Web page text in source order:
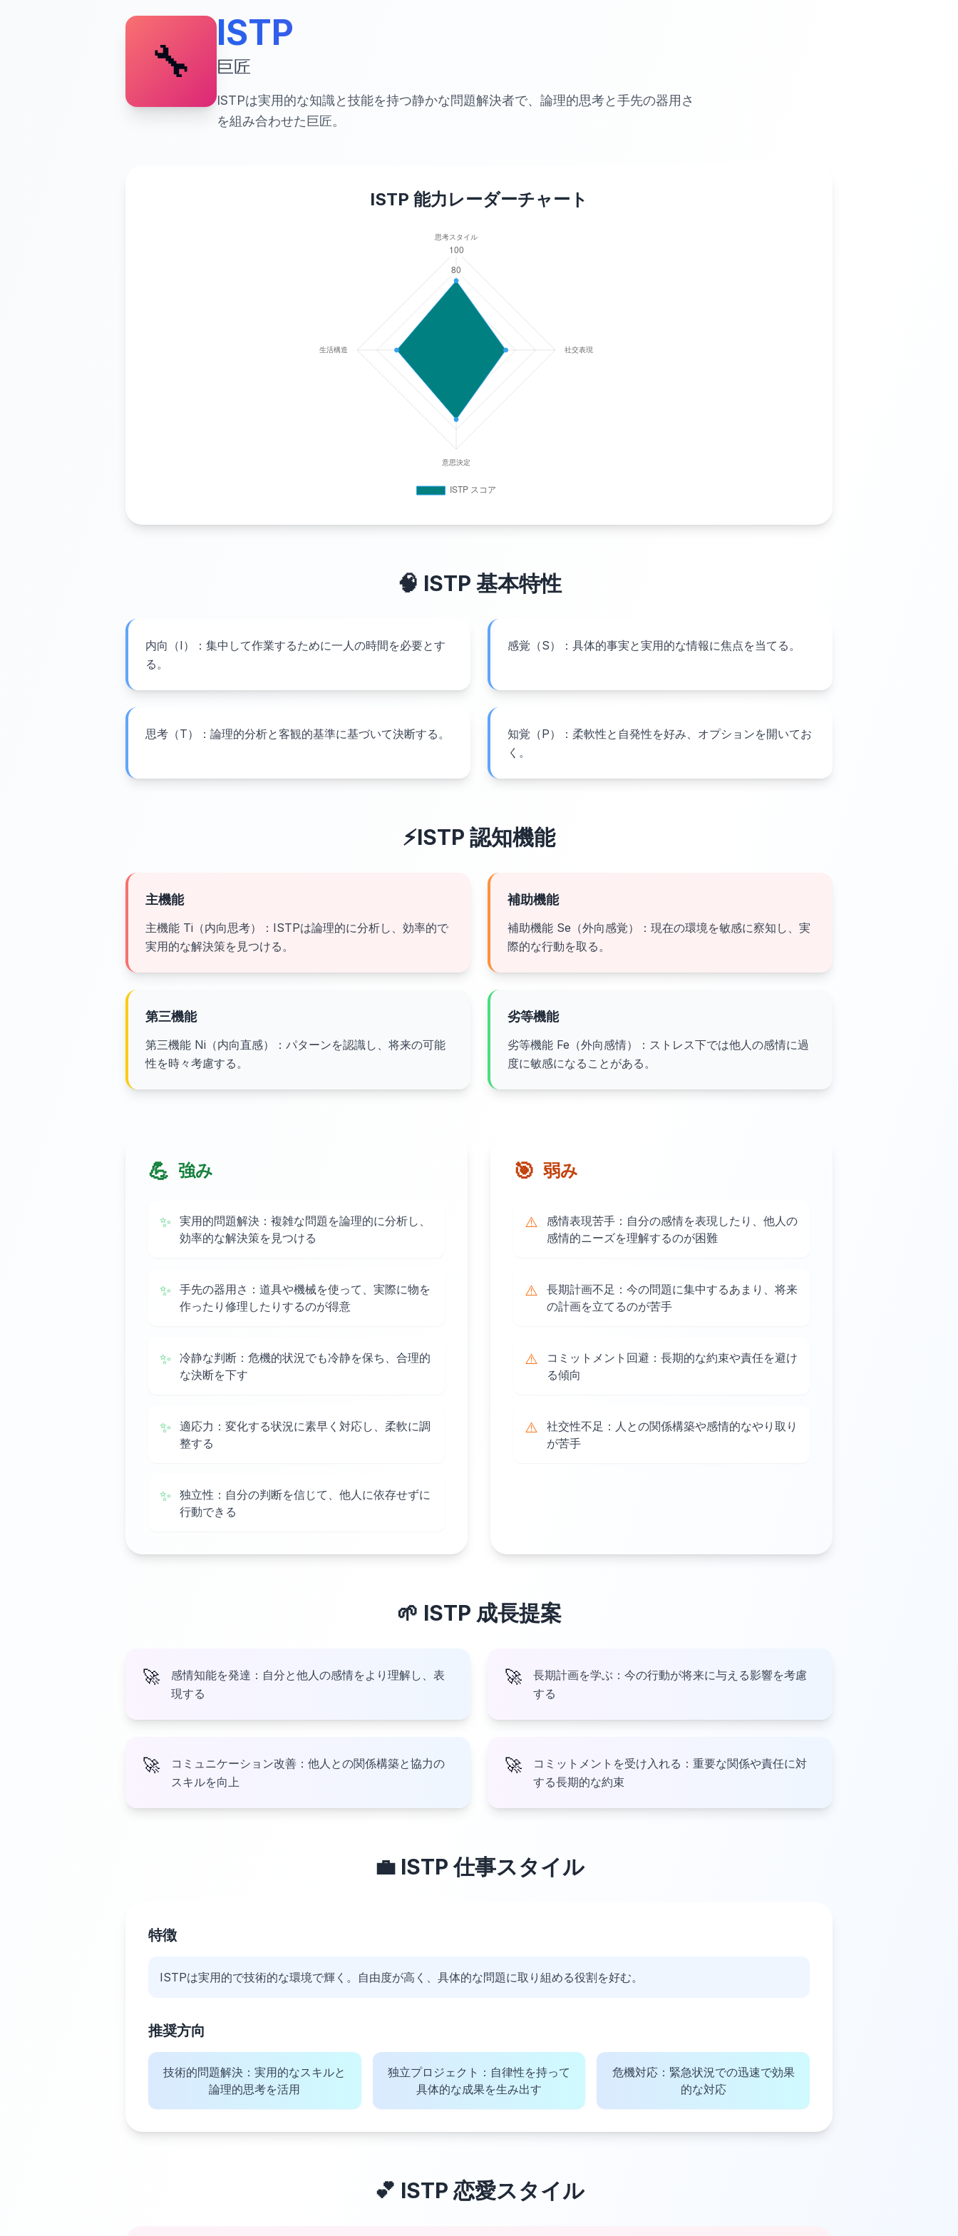
🔧
ISTP
巨匠
ISTPは実用的な知識と技能を持つ静かな問題解決者で、論理的思考と手先の器用さ
を組み合わせた巨匠。
ISTP 能力レーダーチャート
🧠 ISTP 基本特性
内向（I）：集中して作業するために一人の時間を必要とす
る。
感覚（S）：具体的事実と実用的な情報に焦点を当てる。
思考（T）：論理的分析と客観的基準に基づいて決断する。
知覚（P）：柔軟性と自発性を好み、オプションを開いてお
く。
⚡ISTP 認知機能
主機能
主機能 Ti（内向思考）：ISTPは論理的に分析し、効率的で
実用的な解決策を見つける。
補助機能
補助機能 Se（外向感覚）：現在の環境を敏感に察知し、実
際的な行動を取る。
第三機能
第三機能 Ni（内向直感）：パターンを認識し、将来の可能
性を時々考慮する。
劣等機能
劣等機能 Fe（外向感情）：ストレス下では他人の感情に過
度に敏感になることがある。
💪 強み
✨ 実用的問題解決：複雑な問題を論理的に分析し、
効率的な解決策を見つける
✨ 手先の器用さ：道具や機械を使って、実際に物を
作ったり修理したりするのが得意
✨ 冷静な判断：危機的状況でも冷静を保ち、合理的
な決断を下す
✨ 適応力：変化する状況に素早く対応し、柔軟に調
整する
✨ 独立性：自分の判断を信じて、他人に依存せずに
行動できる
🎯 弱み
⚠️
感情表現苦手：自分の感情を表現したり、他人の
感情的ニーズを理解するのが困難
⚠️
長期計画不足：今の問題に集中するあまり、将来
の計画を立てるのが苦手
⚠️
コミットメント回避：長期的な約束や責任を避け
る傾向
⚠️
社交性不足：人との関係構築や感情的なやり取り
が苦手
🌱 ISTP 成長提案
🚀
感情知能を発達：自分と他人の感情をより理解し、表
現する
🚀
長期計画を学ぶ：今の行動が将来に与える影響を考慮
する
🚀
コミュニケーション改善：他人との関係構築と協力の
スキルを向上
🚀
コミットメントを受け入れる：重要な関係や責任に対
する長期的な約束
💼 ISTP 仕事スタイル
特徴
ISTPは実用的で技術的な環境で輝く。自由度が高く、具体的な問題に取り組める役割を好む。
推奨方向
技術的問題解決：実用的なスキルと
論理的思考を活用
独立プロジェクト：自律性を持って
具体的な成果を生み出す
危機対応：緊急状況での迅速で効果
的な対応
💕 ISTP 恋愛スタイル